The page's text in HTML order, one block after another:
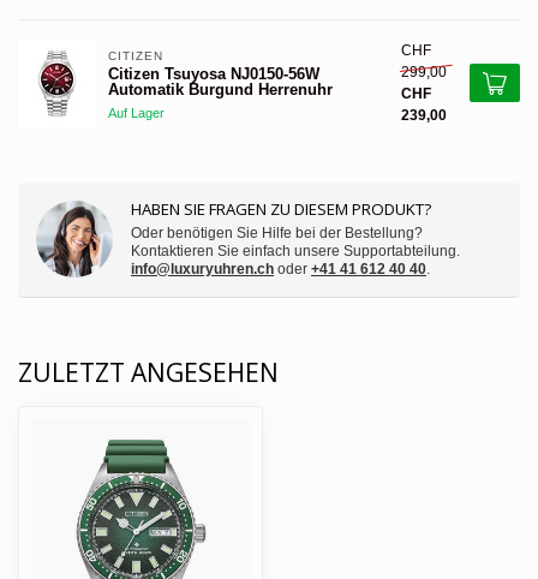
CITIZEN
Citizen Tsuyosa NJ0150-56W
Automatik Burgund Herrenuhr
Auf Lager
CHF
299,00
CHF
239,00
HABEN SIE FRAGEN ZU DIESEM PRODUKT?
Oder benötigen Sie Hilfe bei der Bestellung?
Kontaktieren Sie einfach unsere Supportabteilung.
info@luxuryuhren.ch oder +41 41 612 40 40
ZULETZT ANGESEHEN